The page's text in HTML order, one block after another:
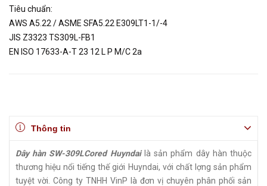
Tiêu chuẩn:
AWS A5.22 / ASME SFA5.22 E309LT1-1/-4
JIS Z3323 TS309L-FB1
EN ISO 17633-A-T 23 12 L P M/C 2a
Thông tin
Dây hàn SW-309LCored Huyndai là sản phẩm dây hàn thuộc
thương hiệu nổi tiếng thế giới Huyndai, với chất lợng sản phẩm
tuyệt vời. Công ty TNHH VinP là đơn vị chuyên phân phối sản